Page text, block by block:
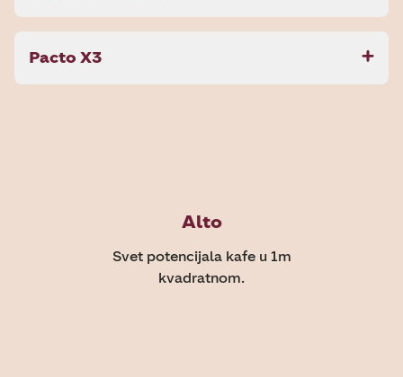
Pacto X3
Alto
Svet potencijala kafe u 1m
kvadratnom.